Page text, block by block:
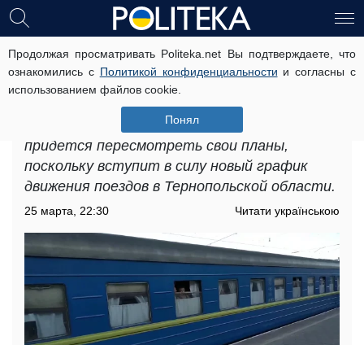
Продолжая просматривать Politeka.net Вы подтверждаете, что
ознакомились с Политикой конфиденциальности и согласны с
использованием файлов cookie.
Понял
Новый график движения поездов в
Тернопольской области: какие
ограничения ввела "Укрзализныця"
В ближайшие дни жителям региона
придется пересмотреть свои планы,
поскольку вступит в силу новый график
движения поездов в Тернопольской области.
25 марта, 22:30 Читати українською